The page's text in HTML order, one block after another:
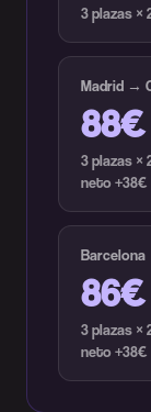
3 plazas
Madrid →
88€
3 plazas
neto +38€
86€
3 plazas
neto +38€